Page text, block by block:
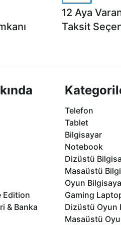
12 Aya
Taksit
Edition
& Banka
Telefon
Tablet
Bilgisayar
Notebook
Dizüstü
Masaüstü
Oyun
Gaming
Dizüstü Oyun
Masaüstü